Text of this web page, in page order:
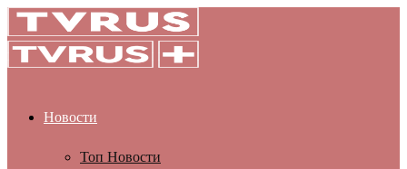
Новости
Топ Новости